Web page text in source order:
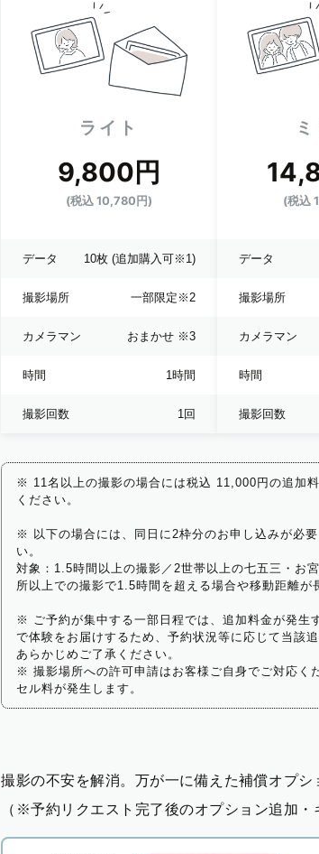
ライト
9,800円
(税込 10,780円)
データ 10枚 (追加購入可※1)
撮影場所 一部限定 ※2
カメラマン おまかせ ※3
時間 1時間
撮影回数 1回
(税込
データ
撮影場所
カメラマン
時間
撮影回数
※ 11名以上の撮影の場合には税込 11,000円の追加
ください。
※ 以下の場合には、同日に2枠分のお申し込みが必
い。
対象：1.5時間以上の撮影／2世帯以上の七五三・お
所以上での撮影で1.5時間を超える場合や移動距離が
※ ご予約が集中する一部日程では、追加料金が発生
で体験をお届けするため、予約状況等に応じて当該
あらかじめご了承ください。
※ 撮影場所への許可申請はお客様ご自身でご対応く
セル料が発生します。
撮影の不安を解消。万が一に備えた補償オプシ
（※予約リクエスト完了後のオプション追加・